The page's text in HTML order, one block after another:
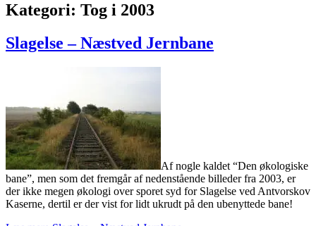
Kategori: Tog i 2003
Slagelse – Næstved Jernbane
Af nogle kaldet “Den økologiske
bane”, men som det fremgår af nedenstående billeder fra 2003, er
der ikke megen økologi over sporet syd for Slagelse ved Antvorskov
Kaserne, dertil er der vist for lidt ukrudt på den ubenyttede bane!